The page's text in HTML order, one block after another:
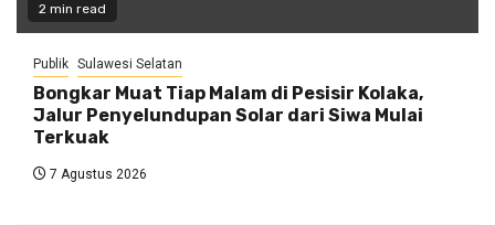
2 min read
Publik Sulawesi Selatan
Bongkar Muat Tiap Malam di Pesisir Kolaka,
Jalur Penyelundupan Solar dari Siwa Mulai
Terkuak
7 Agustus 2026